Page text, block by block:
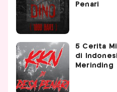
Penari
5 Cerita
di
Merinding